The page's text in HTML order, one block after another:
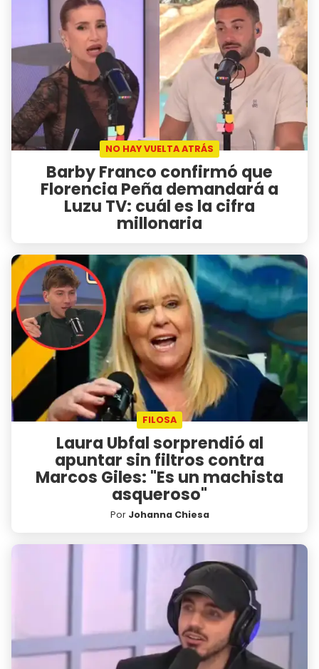
NO HAY VUELTA ATRÁS
Barby Franco confirmó que
Florencia Peña demandará a
Luzu TV: cuál es la cifra
millonaria
FILOSA
Laura Ubfal sorprendió al
apuntar sin filtros contra
Marcos Giles: "Es un machista
asqueroso"
Por Johanna Chiesa